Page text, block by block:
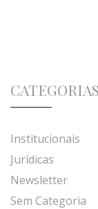
CATEGORIAS
Institucionais
Jurídicas
Newsletter
Sem Categoria